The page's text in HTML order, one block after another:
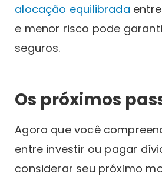
alocação equilibrada
e menor risco pode
seguros.
Os próximos
Agora que você
entre investir ou pagar
considerar seu próximo